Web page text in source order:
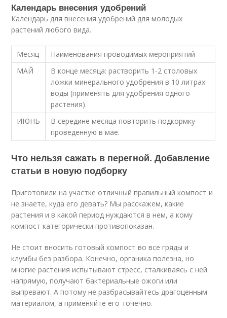
Календарь внесения удобрений
Календарь для внесения удобрений для молодых
растений любого вида.
Месяц
Наименования проводимых мероприятий
МАЙ
В конце месяца: растворить 1-2 столовых
ложки минерального удобрения в 10 литрах
воды (применять для удобрения одного
растения).
ИЮНЬ
В середине месяца повторить подкормку
проведенную в мае.
Что нельзя сажать в перегной. Добавление
статьи в новую подборку
Приготовили на участке отличный правильный компост и
не знаете, куда его девать? Мы расскажем, какие
растения и в какой период нуждаются в нем, а кому
компост категорически противопоказан.
Не стоит вносить готовый компост во все гряды и
клумбы без разбора. Конечно, органика полезна, но
многие растения испытывают стресс, сталкиваясь с ней
напрямую, получают бактериальные ожоги или
выпревают. А потому не разбрасывайтесь драгоценным
материалом, а применяйте его точечно.